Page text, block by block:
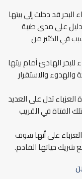
البحر قد دخلت إلى بيتها
دليل على مدى طيبة
في الكثير من
الهادئ أمام بيتها
والهدوء والاستقرار
العزباء تدل على العديد
الفتاة في القريب
على أنها سوف
حياتها القادم.